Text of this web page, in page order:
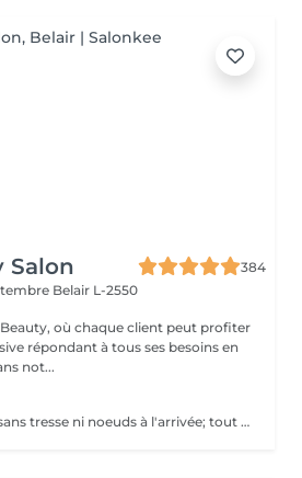
Salon
384
Belair L-2550
où chaque client peut profiter
répondant à tous ses besoins en
not...
IMPORTANT: cheveux sans tresse ni noeuds à l'arrivée; tout noeuds ou tressage entraîne l'annulation et 50% de la prestation est retenu. Veuillez noter que si un enfant arrive au salon avec des poux, nous ne pourrons pas procéder à la coupe de cheveux pour des raisons de santé et de sécurité. Dans ce cas, le rendez-vous sera tout de même facturé en raison de l'horaire réservé, afin de compenser la perte de chiffre d'affaires. Nous comprenons que cela peut être une situation difficile, et nous vous encourageons à vérifier les cheveux de votre enfant avant le rendez-vous. Merci de votre compréhension !